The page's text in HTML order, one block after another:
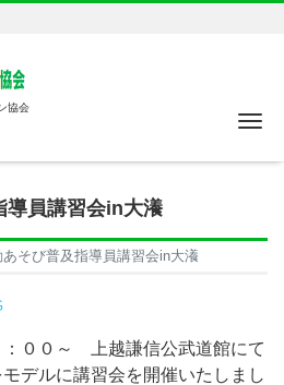
協会
導員講習会in大瀁
そび普及指導員講習会in大瀁
：００～ 上越謙信公武道館にて
デルに講習会を開催いたしまし